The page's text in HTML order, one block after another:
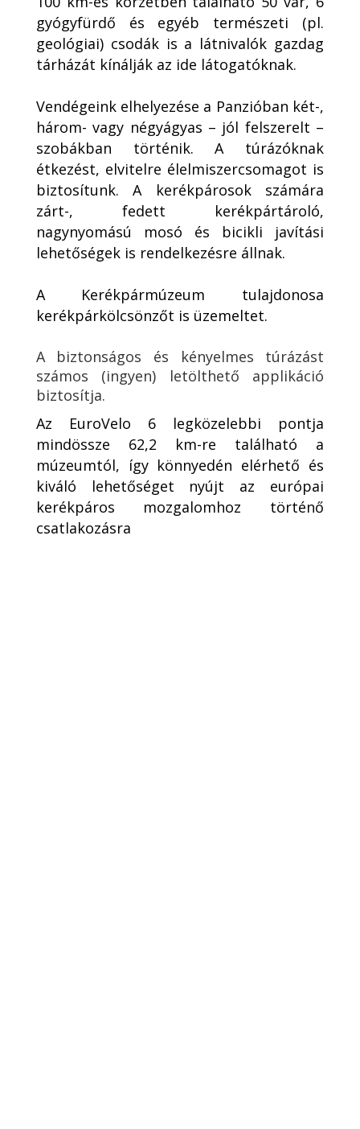
gyógyfürdő és egyéb természeti (pl.
geológiai) csodák is a látnivalók gazdag
tárházát kínálják az ide látogatóknak.
Vendégeink elhelyezése a Panzióban két-,
három- vagy négyágyas – jól felszerelt –
szobákban történik. A túrázóknak
étkezést, elvitelre élelmiszercsomagot is
biztosítunk.A kerékpárosok számára
zárt-, fedett kerékpártároló,
nagynyomású mosó és bicikli javítási
lehetőségek is rendelkezésre állnak.
A Kerékpármúzeum tulajdonosa
kerékpárkölcsönzőt is üzemeltet.
A biztonságos és kényelmes túrázást
számos (ingyen) letölthető applikáció
biztosítja.
Az EuroVelo 6 legközelebbi pontja
mindössze 62,2 km-re található a
múzeumtól, így könnyedén elérhető és
kiváló lehetőséget nyújt az európai
kerékpáros mozgalomhoz történő
csatlakozásra